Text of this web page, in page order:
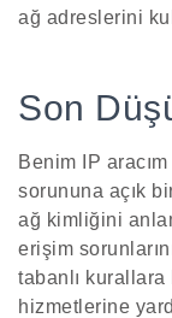
ağ adreslerini
Son
Benim IP
sorununa açık
ağ kimliğini
erişim
tabanlı
hizmetlerine